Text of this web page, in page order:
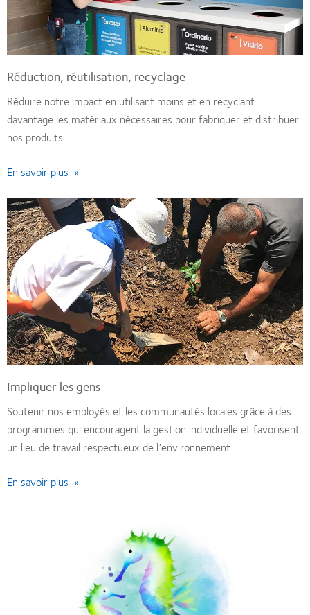
Réduction, réutilisation, recyclage
Réduire notre impact en utilisant moins et en recyclant
davantage les matériaux nécessaires pour fabriquer et distribuer
nos produits.
En savoir plus »
Impliquer les gens
Soutenir nos employés et les communautés locales grâce à des
programmes qui encouragent la gestion individuelle et favorisent
un lieu de travail respectueux de l’environnement.
En savoir plus »